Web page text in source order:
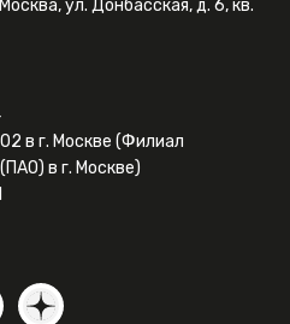
ул. Донбасская, д. 6, кв.
в г. Москве (Филиал
в г. Москве)